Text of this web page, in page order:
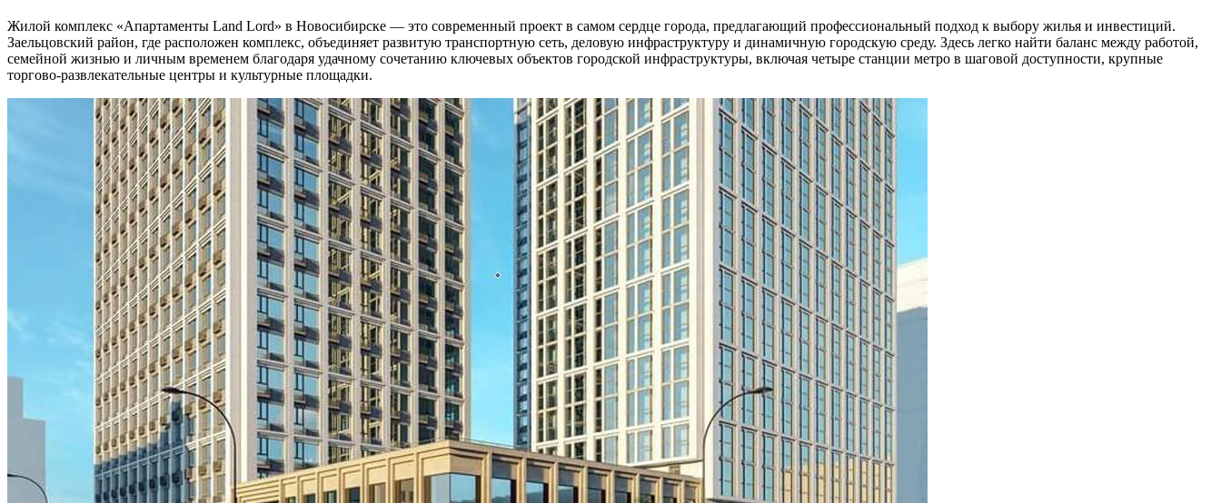
Жилой комплекс «Апартаменты Land Lord» в Новосибирске — это современный проект в самом сердце города, предлагающий профессиональный подход к выбору жилья и инвестиций.
Заельцовский район, где расположен комплекс, объединяет развитую транспортную сеть, деловую инфраструктуру и динамичную городскую среду. Здесь легко найти баланс между работой,
семейной жизнью и личным временем благодаря удачному сочетанию ключевых объектов городской инфраструктуры, включая четыре станции метро в шаговой доступности, крупные
торгово-развлекательные центры и культурные площадки.